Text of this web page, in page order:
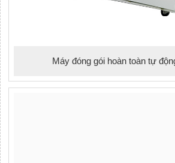
Máy đóng gói hoàn toàn tự